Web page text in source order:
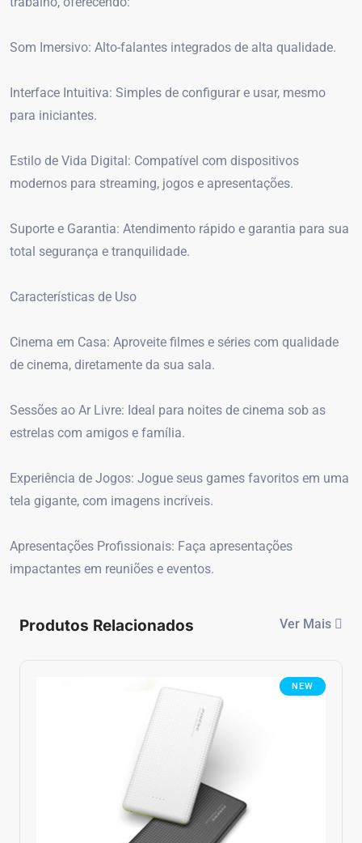
Som Imersivo: Alto-falantes integrados de alta qualidade.
Interface Intuitiva: Simples de configurar e usar, mesmo
para iniciantes.
Estilo de Vida Digital: Compatível com dispositivos
modernos para streaming, jogos e apresentações.
Suporte e Garantia: Atendimento rápido e garantia para sua
total segurança e tranquilidade.
Características de Uso
Cinema em Casa: Aproveite filmes e séries com qualidade
de cinema, diretamente da sua sala.
Sessões ao Ar Livre: Ideal para noites de cinema sob as
estrelas com amigos e família.
Experiência de Jogos: Jogue seus games favoritos em uma
tela gigante, com imagens incríveis.
Apresentações Profissionais: Faça apresentações
impactantes em reuniões e eventos.
Produtos Relacionados Ver Mais
NEW